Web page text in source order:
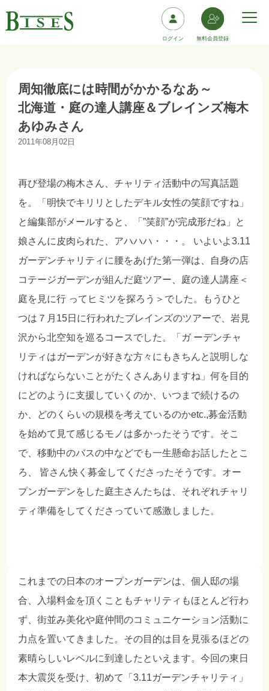
ログイン 無料会員登録
周知徹底には時間がかかるなあ～
北海道・庭の達人講座＆ブレインズ梅木
あゆみさん
2011年08月02日
再び登場の梅木さん、チャリティ活動中の写真話題
を。「明快でキリリとしたデキル女性の笑顔ですね」
と編集部がメールすると、「”笑顔”が完成形だね」と
娘さんに皮肉られた、アハハハ・・・。 いよいよ3.11
ガーデンチャリティに腰をあげた第一弾は、自身の店
コテージガーデンが組んだ庭ツアー、庭の達人講座＜
庭を見に行 ってヒミツを探ろう＞でした。もうひと
つは７月15日に行われたブレインズのツアーで、岩見
沢から北空知を巡るコースでした。「ガ ーデンチャ
リティはガーデンが好きな方々にもきちんと説明しな
ければならないことがたくさんありますね」何を目的
にどのように支援していくのか、いつまで続けるの
か、どのくらいの規模を考えているのかetc.,募金活動
を始めて見て感じるモノは多かったそうです。そこ
で、移動中のバスの中などでも一生懸命お話したとこ
ろ、 皆さん快く募金してくださったそうです。オー
プンガーデンをした庭主さんたちは、それぞれチャリ
ティ準備をしてくださっていて感激しました。
これまでの日本のオープンガーデンは、個人邸の場
合、入場料金を頂くこともチャリティもほとんど行わ
ず、街並み美化や庭仲間のコミュニケーション活動に
力点を置いてきました。その目的は目を見張るほどの
素晴らしいレベルに到達したといえます。今回の東日
本大震災を受け、初めて「3.11ガーデンチャリティ」